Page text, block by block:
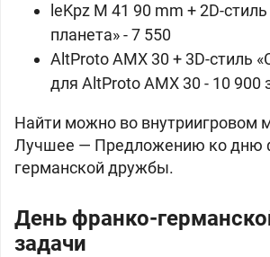
leKpz M 41 90 mm + 2D-
планета» -7 550
AltProto AMX 30 + 3D-стиль
для AltProto AMX 30 - 10 900
Найти можно во внутриигровом
Лучшее — Предложению ко дню
германской дружбы.
День франко-
задачи